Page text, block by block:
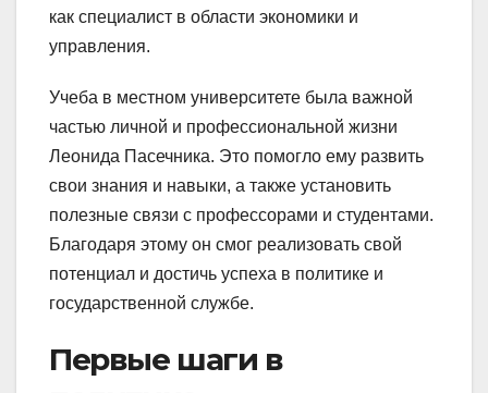
как специалист в области экономики и
управления.
Учеба в местном университете была важной
частью личной и профессиональной жизни
Леонида Пасечника. Это помогло ему развить
свои знания и навыки, а также установить
полезные связи с профессорами и студентами.
Благодаря этому он смог реализовать свой
потенциал и достичь успеха в политике и
государственной службе.
Первые шаги в